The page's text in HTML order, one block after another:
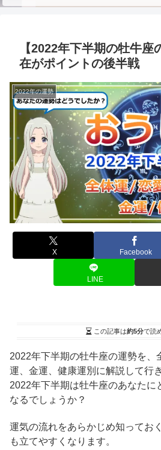
【2022年下半期の牡牛
在がポイントの後半戦
2022年の運勢
X Facebook
LINE
この記事は約5分で読
2022年下半期の牡牛座の運勢を、
運、金運、健康運別に解説して行
2022年下半期は牡牛座のあなたに
なるでしょうか？
運気の流れをあらかじめ知ってお
も立てやすくなります。